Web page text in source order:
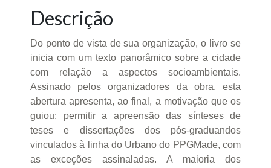
Descrição
Do ponto de vista de sua organização, o livro se
inicia com um texto panorâmico sobre a cidade
com relação a aspectos socioambientais.
Assinado pelos organizadores da obra, esta
abertura apresenta, ao final, a motivação que os
guiou: permitir a apreensão das sínteses de
teses e dissertações dos pós-graduandos
vinculados à linha do Urbano do PPGMade, com
as exceções assinaladas. A maioria dos